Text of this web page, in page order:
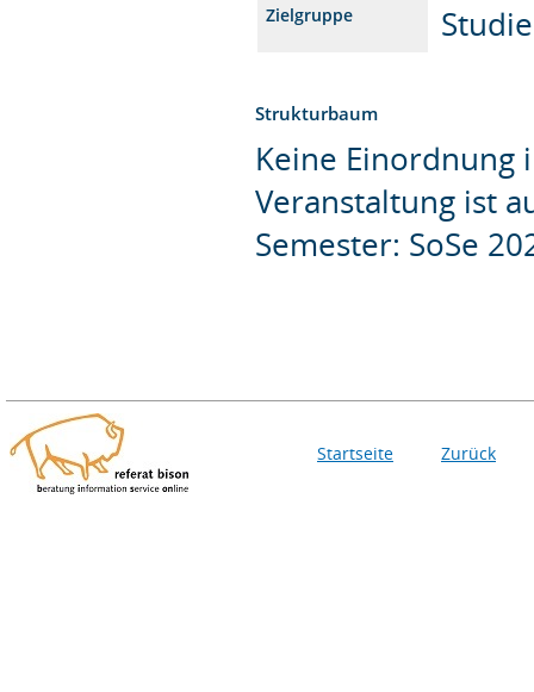
Zielgruppe
Strukturbaum
Keine Einordnung
Veranstaltung ist
Semester: SoSe
Startseite Zurück